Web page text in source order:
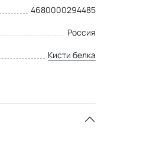
4680000294485
Россия
Кисти белка